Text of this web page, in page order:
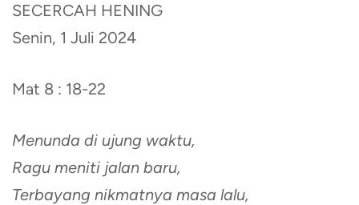
SECERCAH HENING
Senin, 1 Juli 2024
Mat 8 : 18-22
Menunda di ujung waktu,
Ragu meniti jalan baru,
Terbayang nikmatnya masa lalu,